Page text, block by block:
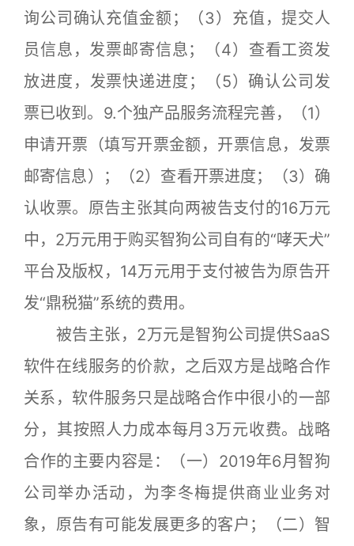
询公司确认充值金额；（3）充值，提交人
员信息，发票邮寄信息；（4）查看工资发
放进度，发票快递进度；（5）确认公司发
票已收到。9.个独产品服务流程完善，（1）
申请开票（填写开票金额，开票信息，发票
邮寄信息）；（2）查看开票进度；（3）确
认收票。原告主张其向两被告支付的16万元
中，2万元用于购买智狗公司自有的“哮天犬”
平台及版权，14万元用于支付被告为原告开
发“鼎税猫”系统的费用。
被告主张，2万元是智狗公司提供SaaS
软件在线服务的价款，之后双方是战略合作
关系，软件服务只是战略合作中很小的一部
分，其按照人力成本每月3万元收费。战略
合作的主要内容是：（一）2019年6月智狗
公司举办活动，为李冬梅提供商业业务对
象，原告有可能发展更多的客户；（二）智